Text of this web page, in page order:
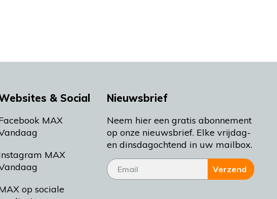
& Social
MAX
MAX
op sociale
Nieuwsbrief
Neem hier een gratis abonnement
op onze nieuwsbrief. Elke vrijdag-
en dinsdagochtend in uw mailbox.
Verzend